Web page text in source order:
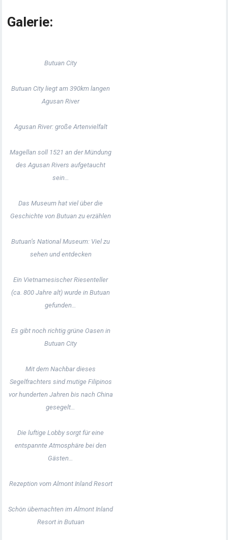
Galerie:
Butuan City
Butuan City liegt am 390km langen
Agusan River
Agusan River: große Artenvielfalt
Magellan soll 1521 an der Mündung
des Agusan Rivers aufgetaucht
sein…
Das Museum hat viel über die
Geschichte von Butuan zu erzählen
Butuan’s National Museum: Viel zu
sehen und entdecken
Ein Vietnamesischer Riesenteller
(ca. 800 Jahre alt) wurde in Butuan
gefunden…
Es gibt noch richtig grüne Oasen in
Butuan City
Mit dem Nachbar dieses
Segelfrachters sind mutige Filipinos
vor hunderten Jahren bis nach China
gesegelt…
Die luftige Lobby sorgt für eine
entspannte Atmosphäre bei den
Gästen…
Rezeption vom Almont Inland Resort
Schön übernachten im Almont Inland
Resort in Butuan